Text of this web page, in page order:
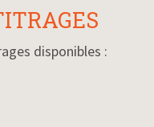
disponibles :